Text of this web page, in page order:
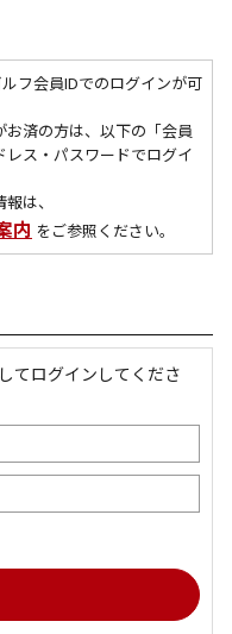
フ会員IDでのログインが可
済の方は、以下の「会員
ス・パスワードでログイ
は、
内 をご参照ください。
てログインしてくださ